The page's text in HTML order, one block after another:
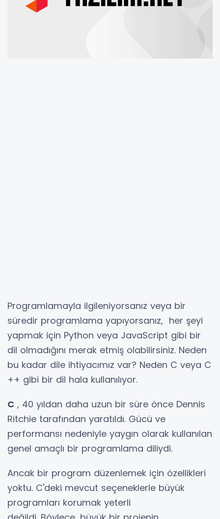
Programlamayla ilgileniyorsanız veya bir
süredir programlama yapıyorsanız, her şeyi
yapmak için Python veya JavaScript gibi bir
dil olmadığını merak etmiş olabilirsiniz. Neden
bu kadar dile ihtiyacımız var? Neden C veya C
++ gibi bir dil hala kullanılıyor.
C , 40 yıldan daha uzun bir süre önce Dennis
Ritchie tarafından yaratıldı. Gücü ve
performansı nedeniyle yaygın olarak kullanılan
genel amaçlı bir programlama diliydi.
Ancak bir program düzenlemek için özellikleri
yoktu. C'deki mevcut seçeneklerle büyük
programları korumak yeterli